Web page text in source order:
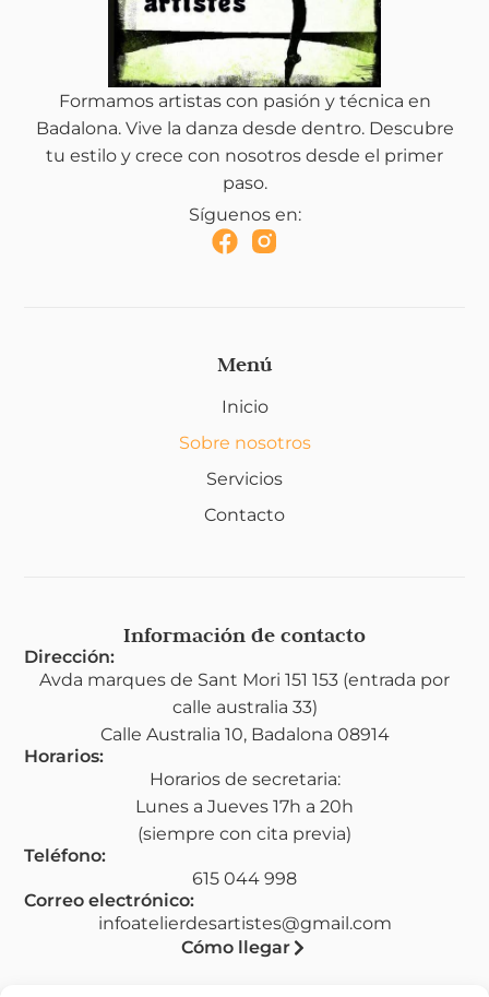
Formamos artistas con pasión y técnica en
Badalona. Vive la danza desde dentro. Descubre
tu estilo y crece con nosotros desde el primer
paso.
Síguenos en:
Menú
Inicio
Sobre nosotros
Servicios
Contacto
Información de contacto
Dirección:
Avda marques de Sant Mori 151 153 (entrada por
calle australia 33)
Calle Australia 10, Badalona 08914
Horarios:
Horarios de secretaria:
Lunes a Jueves 17h a 20h
(siempre con cita previa)
Teléfono:
615 044 998
Correo electrónico:
infoatelierdesartistes@gmail.com
Cómo llegar